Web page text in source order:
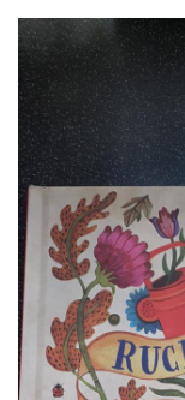
NOVINKY ZE
ROČNÍ PLÁN -
VZDĚLÁVACÍ BLOK
VZDĚLÁVACÍ BLOK
VZDĚLÁVACÍ BLOK